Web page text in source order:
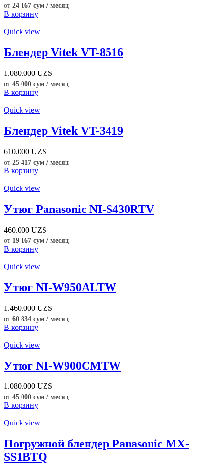
от 24 167 сум / месяц
В корзину
Quick view
Блендер Vitek VT-8516
1.080.000 UZS
от 45 000 сум / месяц
В корзину
Quick view
Блендер Vitek VT-3419
610.000 UZS
от 25 417 сум / месяц
В корзину
Quick view
Утюг Panasonic NI-S430RTV
460.000 UZS
от 19 167 сум / месяц
В корзину
Quick view
Утюг NI-W950ALTW
1.460.000 UZS
от 60 834 сум / месяц
В корзину
Quick view
Утюг NI-W900CMTW
1.080.000 UZS
от 45 000 сум / месяц
В корзину
Quick view
Погружной блендер Panasonic MX-
SS1BTQ